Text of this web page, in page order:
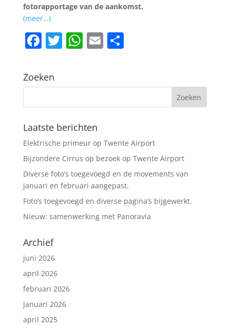
fotorapportage van de aankomst.
(meer…)
F
c
e
b
o
o
k
T
er
W
s
A
p
p
E
l
D
n
Zoeken
Laatste berichten
Elektrische primeur op Twente Airport
Bijzondere Cirrus op bezoek op Twente Airport
Diverse foto’s toegevoegd en de movements van
januari en februari aangepast.
Foto’s toegevoegd en diverse pagina’s bijgewerkt.
Nieuw: samenwerking met Panoravia
Archief
juni 2026
april 2026
februari 2026
januari 2026
april 2025